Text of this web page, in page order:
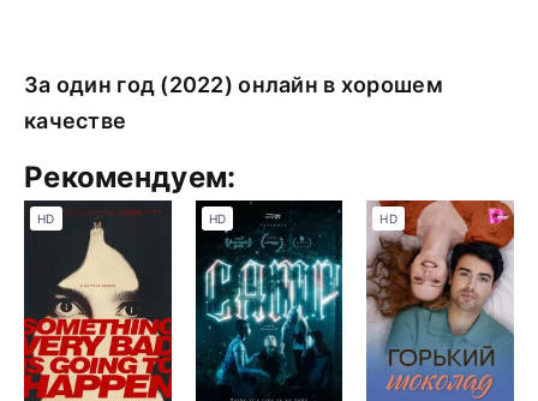
За один год (2022) онлайн в хорошем
качестве
Рекомендуем:
HD HD HD